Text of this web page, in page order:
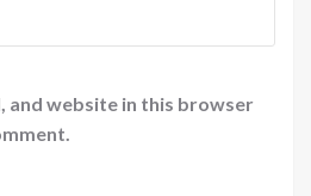
and website in this browser